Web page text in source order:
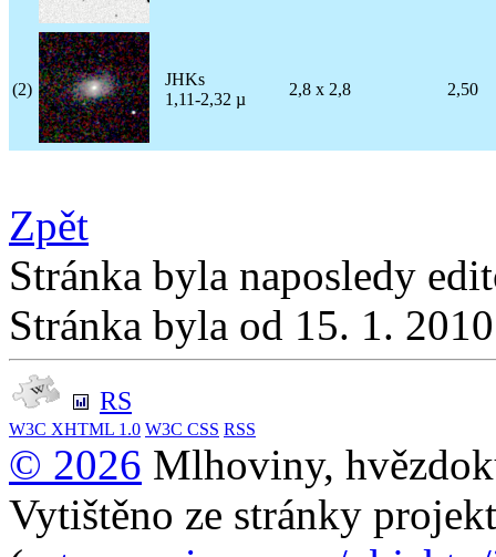
(2)
JHKs
1,11-2,32 µ
2,8 x 2,8 2,50
Zpět
Stránka byla naposledy
Stránka byla od 15. 1.
RS
W3C XHTML 1.0 W3C CSS RSS
© 2026 Mlhoviny,
Vytištěno ze stránky